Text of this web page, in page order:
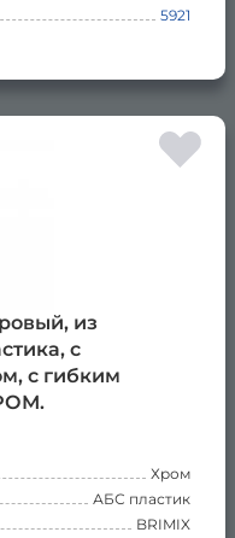
5921
из
с
с гибким
Хром
АБС пластик
BRIMIX